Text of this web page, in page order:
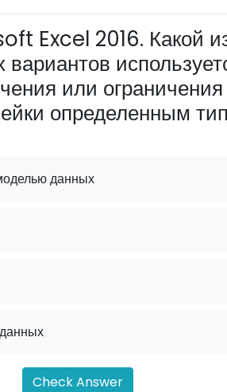
Excel 2016. Какой
или ограничения
определенным
данных
Check Answer